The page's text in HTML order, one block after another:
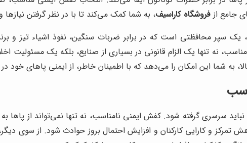
جامع از فروشگاه کاراسیف، به شما کمک می‌کند تا با در نظر گرفتن
سپر محافظتی است که در برابر ضربات سنگین، نفوذ اشیاء تیز و
نه تنها یک الزام قانونی در بسیاری از صنایع، بلکه یک مسئولیت
به شما این امکان را می‌دهد که با اطمینان خاطر، از ایمنی پاهای
سرسری گرفته شود. کفش ایمنی نامناسب، نه تنها نمی‌تواند از پاها
تمرکز و کارایی کارکنان و افزایش احتمال بروز حوادث شود. از سوی